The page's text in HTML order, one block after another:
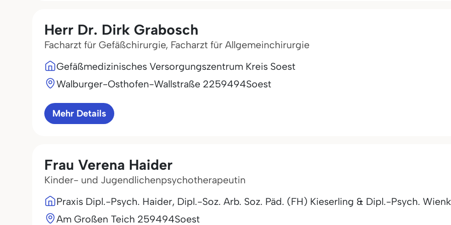
Herr Dr. Dirk Grabosch
Facharzt für Gefäßchirurgie, Facharzt für Allgemeinchirurgie
Gefäßmedizinisches Versorgungszentrum Kreis Soest
Walburger-Osthofen-Wallstraße 2259494Soest
Mehr Details
Frau Verena Haider
Kinder- und Jugendlichenpsychotherapeutin
Praxis Dipl.-Psych. Haider, Dipl.-Soz. Arb. Soz. Päd. (FH) Kieserling & Dipl.-Psych.
Am Großen Teich 259494Soest